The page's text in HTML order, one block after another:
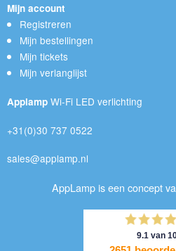
Mijn account
Registreren
Mijn bestellingen
Mijn tickets
Mijn verlanglijst
Applamp Wi-Fi LED verlichting
+31(0)30 737 0522
sales@applamp.nl
AppLamp is een concept